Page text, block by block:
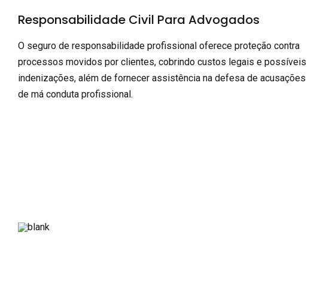
Responsabilidade Civil Para Advogados
O seguro de responsabilidade profissional oferece proteção contra
processos movidos por clientes, cobrindo custos legais e possíveis
indenizações, além de fornecer assistência na defesa de acusações
de má conduta profissional.